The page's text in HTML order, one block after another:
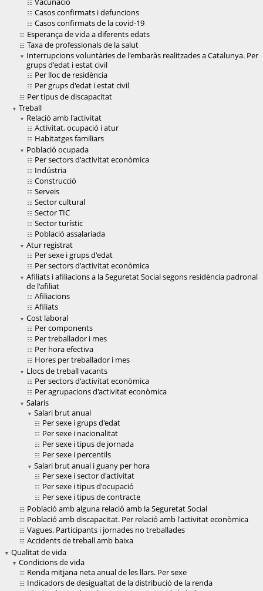
Casos confirmats i defuncions
Casos confirmats de la covid-19
Esperança de vida a diferents edats
Taxa de professionals de la salut
Interrupcions voluntàries de l'embaràs realitzades a Catalunya. Per
grups d'edat i estat civil
Per lloc de residència
Per grups d'edat i estat civil
Per tipus de discapacitat
Treball
Relació amb l'activitat
Activitat, ocupació i atur
Habitatges familiars
Població ocupada
Per sectors d'activitat econòmica
Indústria
Construcció
Serveis
Sector cultural
Sector TIC
Sector turístic
Població assalariada
Atur registrat
Per sexe i grups d'edat
Per sectors d'activitat econòmica
Afiliats i afiliacions a la Seguretat Social segons residència padronal
de l'afiliat
Afiliacions
Afiliats
Cost laboral
Per components
Per treballador i mes
Per hora efectiva
Hores per treballador i mes
Llocs de treball vacants
Per sectors d'activitat econòmica
Per agrupacions d'activitat econòmica
Salaris
Salari brut anual
Per sexe i grups d'edat
Per sexe i nacionalitat
Per sexe i tipus de jornada
Per sexe i percentils
Salari brut anual i guany per hora
Per sexe i sector d'activitat
Per sexe i tipus d'ocupació
Per sexe i tipus de contracte
Població amb alguna relació amb la Seguretat Social
Població amb discapacitat. Per relació amb l'activitat econòmica
Vagues. Participants i jornades no treballades
Accidents de treball amb baixa
Qualitat de vida
Condicions de vida
Renda mitjana neta anual de les llars. Per sexe
Indicadors de desigualtat de la distribució de la renda